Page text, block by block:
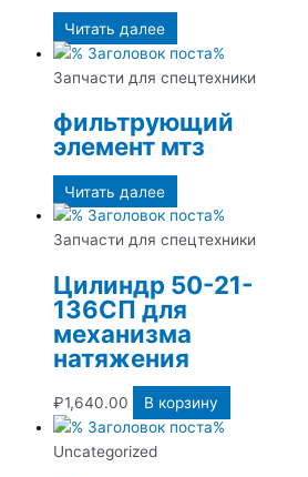
Читать далее
Запчасти для спецтехники
фильтрующий
элемент мтз
Читать далее
Запчасти для спецтехники
Цилиндр 50-21-
136СП для
механизма
натяжения
₽1,640.00 В корзину
Uncategorized